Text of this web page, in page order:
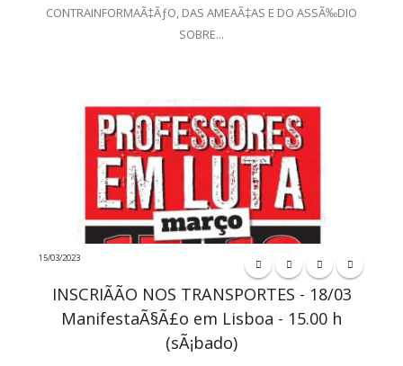
CONTRAINFORMAÃ‡ÃƒO, DAS AMEAÃ‡AS E DO ASSÃ‰DIO
SOBRE...
15/03/2023
INSCRIÃÃO NOS TRANSPORTES - 18/03
ManifestaÃ§Ã£o em Lisboa - 15.00 h
(sÃ¡bado)